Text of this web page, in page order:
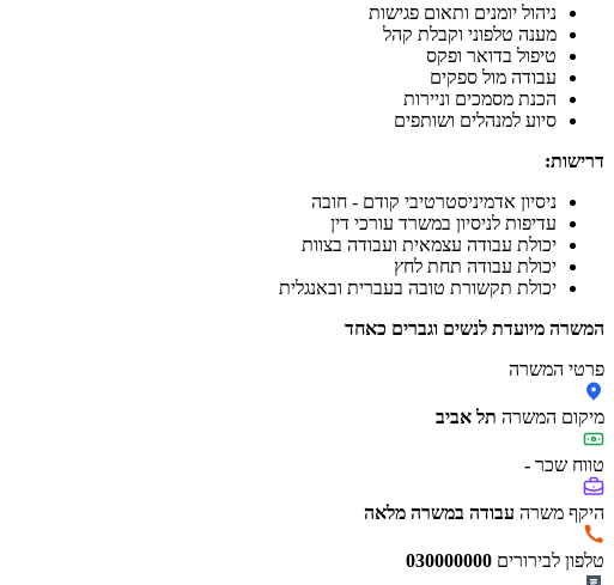
ניהול יומנים ותאום פגישות
מענה טלפוני וקבלת קהל
טיפול בדואר ופקס
עבודה מול ספקים
הכנת מסמכים וניירות
סיוע למנהלים ושותפים
דרישות:
ניסיון אדמיניסטרטיבי קודם - חובה
עדיפות לניסיון במשרד עורכי דין
יכולת עבודה עצמאית ועבודה בצוות
יכולת עבודה תחת לחץ
יכולת תקשורת טובה בעברית ובאנגלית
המשרה מיועדת לנשים וגברים כאחד
פרטי המשרה
מיקום המשרה תל אביב
טווח שכר -
היקף משרה עבודה במשרה מלאה
טלפון לבירורים 030000000